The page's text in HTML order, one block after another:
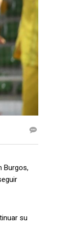
Burgos,
su